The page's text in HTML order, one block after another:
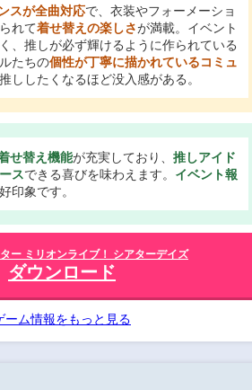
スが全曲対応で、衣装やフォーメーショ
れて着せ替えの楽しさが満載。イベント
、推しが必ず輝けるように作られている
たちの個性が丁寧に描かれているコミュ
ししたくなるほど没入感がある。
せ替え機能が充実しており、 推しアイド
スできる喜びを味わえます。 イベント報
印象です。
ー ミリオンライブ！ シアターデイズ
ダウンロード
ーム情報をもっと見る